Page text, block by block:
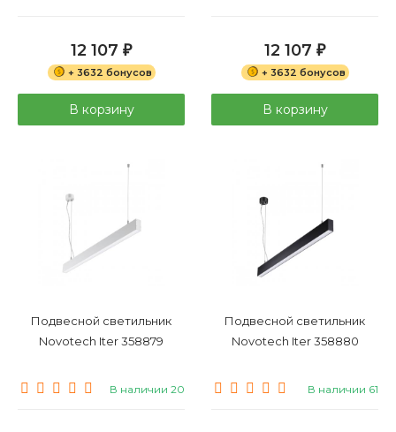
12 107 ₽
+ 3632 бонусов
В корзину
12 107 ₽
+ 3632 бонусов
В корзину
Подвесной светильник
Novotech Iter 358879
В наличии 20
Подвесной светильник
Novotech Iter 358880
В наличии 61